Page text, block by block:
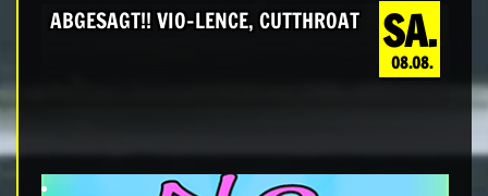
SA.
08.08.
ABGESAGT!! VIO-LENCE, CUTTHROAT